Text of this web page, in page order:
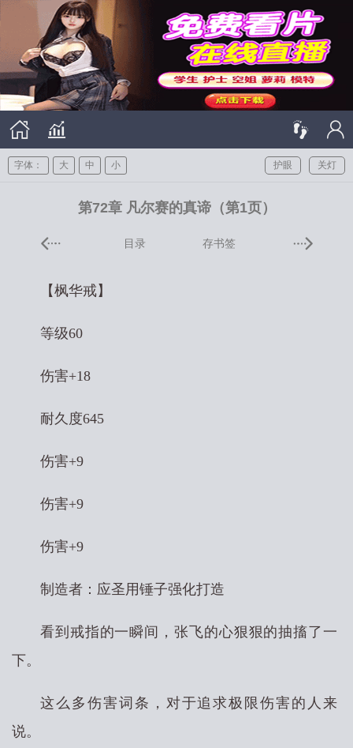
关灯
护眼
字体： 大 中 小
第72章 凡尔赛的真谛（第1页）
目录 存书签
【枫华戒】
等级60
伤害+18
耐久度645
伤害+9
伤害+9
伤害+9
制造者：应圣用锤子强化打造
看到戒指的一瞬间，张飞的心狠狠的抽搐了一
下。
这么多伤害词条，对于追求极限伤害的人来
说。